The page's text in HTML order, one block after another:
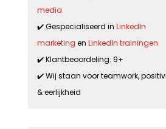
media
✔️ Gespecialiseerd in LinkedIn
marketing en LinkedIn trainingen
✔️ Klantbeoordeling: 9+
✔️ Wij staan voor teamwork,
& eerlijkheid